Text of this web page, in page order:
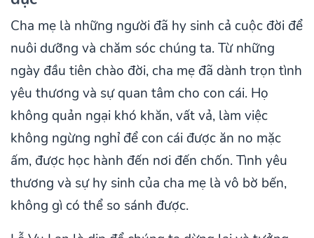
Cha mẹ là những người đã hy sinh cả cuộc đời để
nuôi dưỡng và chăm sóc chúng ta. Từ những
ngày đầu tiên chào đời, cha mẹ đã dành trọn tình
yêu thương và sự quan tâm cho con cái. Họ
không quản ngại khó khăn, vất vả, làm việc
không ngừng nghỉ để con cái được ăn no mặc
ấm, được học hành đến nơi đến chốn. Tình yêu
thương và sự hy sinh của cha mẹ là vô bờ bến,
không gì có thể so sánh được.